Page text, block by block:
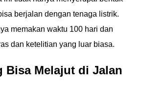
berjalan dengan tenaga listrik.
memakan waktu 100 hari dan
dan ketelitian yang luar biasa.
Bisa Melajut di Jalan